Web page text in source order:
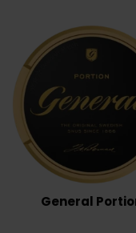
General